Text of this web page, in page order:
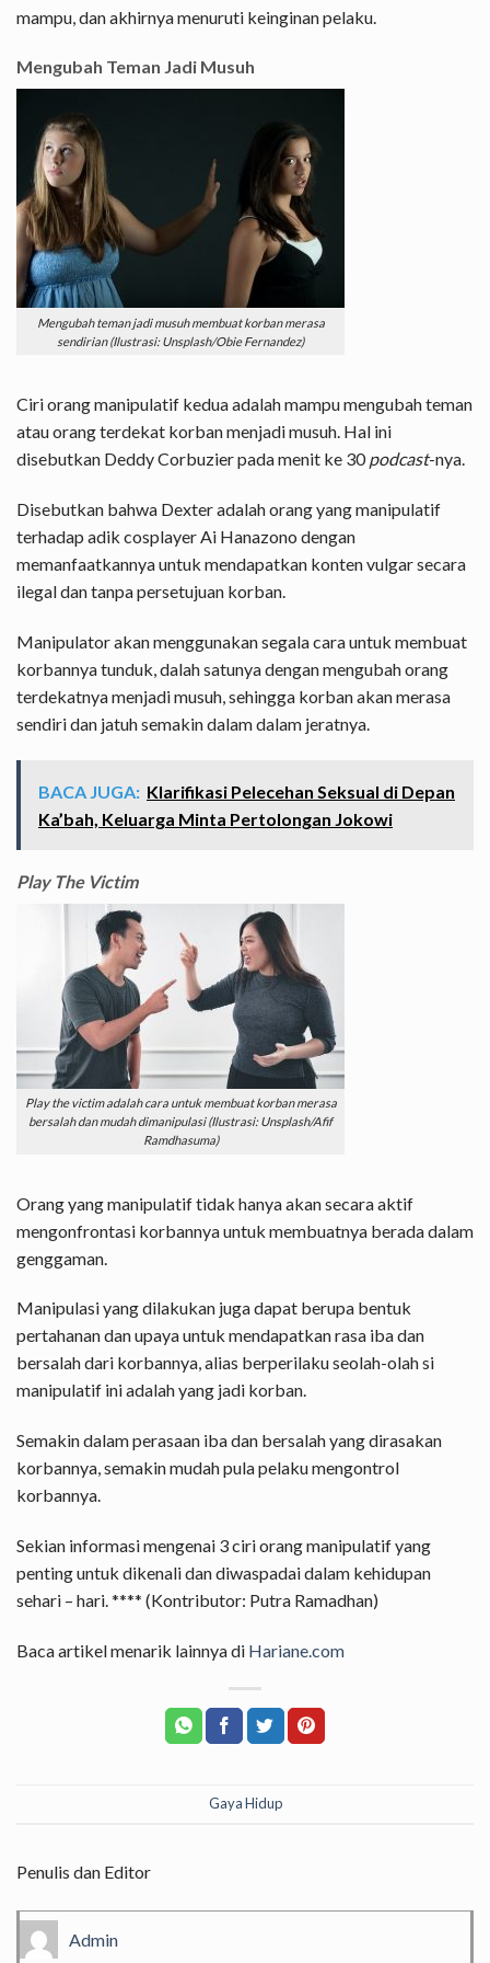
mampu, dan akhirnya menuruti keinginan pelaku.
Mengubah Teman Jadi Musuh
Mengubah teman jadi musuh membuat korban merasa
sendirian (Ilustrasi: Unsplash/Obie Fernandez)
Ciri orang manipulatif kedua adalah mampu mengubah teman
atau orang terdekat korban menjadi musuh. Hal ini
disebutkan Deddy Corbuzier pada menit ke 30podcast-nya.
Disebutkan bahwa Dexter adalah orang yang manipulatif
terhadap adik cosplayer Ai Hanazono dengan
memanfaatkannya untuk mendapatkan konten vulgar secara
ilegal dan tanpa persetujuan korban.
Manipulator akan menggunakan segala cara untuk membuat
korbannya tunduk, dalah satunya dengan mengubah orang
terdekatnya menjadi musuh, sehingga korban akan merasa
sendiri dan jatuh semakin dalam dalam jeratnya.
BACA JUGA: Klarifikasi Pelecehan Seksual di Depan
Ka’bah, Keluarga Minta Pertolongan Jokowi
Play The Victim
Play the victim adalah cara untuk membuat korban merasa
bersalah dan mudah dimanipulasi (Ilustrasi: Unsplash/Afif
Ramdhasuma)
Orang yang manipulatif tidak hanya akan secara aktif
mengonfrontasi korbannya untuk membuatnya berada dalam
genggaman.
Manipulasi yang dilakukan juga dapat berupa bentuk
pertahanan dan upaya untuk mendapatkan rasa iba dan
bersalah dari korbannya, alias berperilaku seolah-olah si
manipulatif ini adalah yang jadi korban.
Semakin dalam perasaan iba dan bersalah yang dirasakan
korbannya, semakin mudah pula pelaku mengontrol
korbannya.
Sekian informasi mengenai 3 ciri orang manipulatif yang
penting untuk dikenali dan diwaspadai dalam kehidupan
sehari – hari. **** (Kontributor: Putra Ramadhan)
Baca artikel menarik lainnya di Hariane.com
Gaya Hidup
Penulis dan Editor
Admin